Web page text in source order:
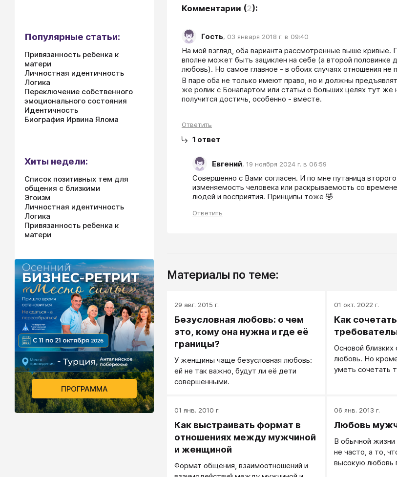
Комментарии (2):
Гость, 03 января 2018 г. в 09:40
На мой взгляд, оба варианта рассмотренные выше
вполне может быть зациклен на себе (а второй
любовь). Но самое главное - в обоих случаях отношения не
В паре оба не только имеют право, но и должны
же ролик с Бонапартом или статьи о больших целях тут
получится достичь, особенно - вместе.
Ответить
1 ответ
Евгений, 19 ноября 2024 г. в 06:59
Совершенно с Вами согласен. И по мне путаница
изменяемость человека или раскрываемость со
людей и восприятия. Принципы тоже 🤣
Ответить
Материалы по теме:
29 авг. 2015 г.
Безусловная любовь: о чем
это, кому она нужна и где её
границы?
У женщины чаще безусловная любовь:
ей не так важно, будут ли её дети
совершенными.
01 окт. 2022 г.
Как
Основой близких
любовь. Но
уметь сочетать
минутку в
обуви, то нужно
мягко и с
вызывало
требование не
01 янв. 2010 г.
Как выстраивать формат в
отношениях между мужчиной
и женщиной
Формат общения, взаимоотношений и
06 янв. 2013 г.
Любовь
В обычной жизни
не часто, а то,
высокую
Популярные статьи:
Привязанность ребенка к
матери
Личностная идентичность
Логика
Переключение собственного
эмоционального состояния
Идентичность
Биография Ирвина Ялома
Хиты недели:
Список позитивных тем для
общения с близкими
Эгоизм
Личностная идентичность
Логика
Привязанность ребенка к
матери
ПРОГРАММА